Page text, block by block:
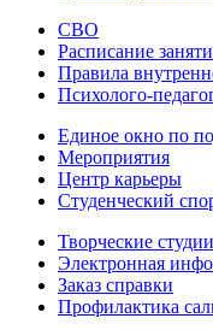
СВО
Расписание
Правила
Психолого-
Единое окно по
Мероприятия
Центр карьеры
Студенческий
Творческие студии
Электронная
Заказ справки
Профилактика